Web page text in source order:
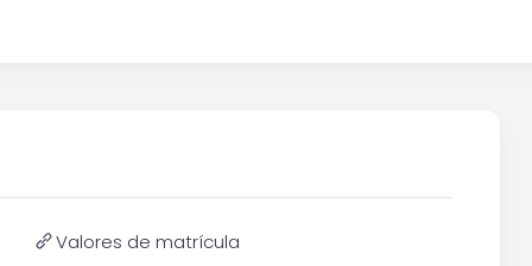
Valores de matrícula